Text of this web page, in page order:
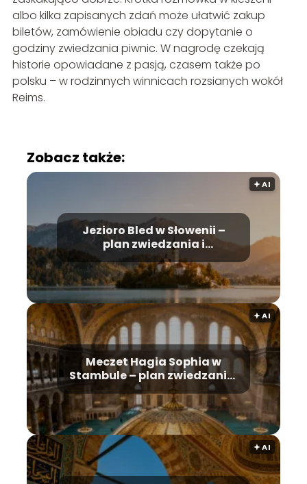
albo kilka zapisanych zdań może ułatwić zakup
biletów, zamówienie obiadu czy dopytanie o
godziny zwiedzania piwnic. W nagrodę czekają
historie opowiadane z pasją, czasem także po
polsku – w rodzinnych winnicach rozsianych wokół
Reims.
Zobacz także:
🟅 AI
Jezioro Bled w Słowenii –
plan zwiedzania i
najważniejsze atrakcje
🟅 AI
Meczet Hagia Sophia w
Stambule – plan zwiedzania,
historia, bilety
🟅 AI